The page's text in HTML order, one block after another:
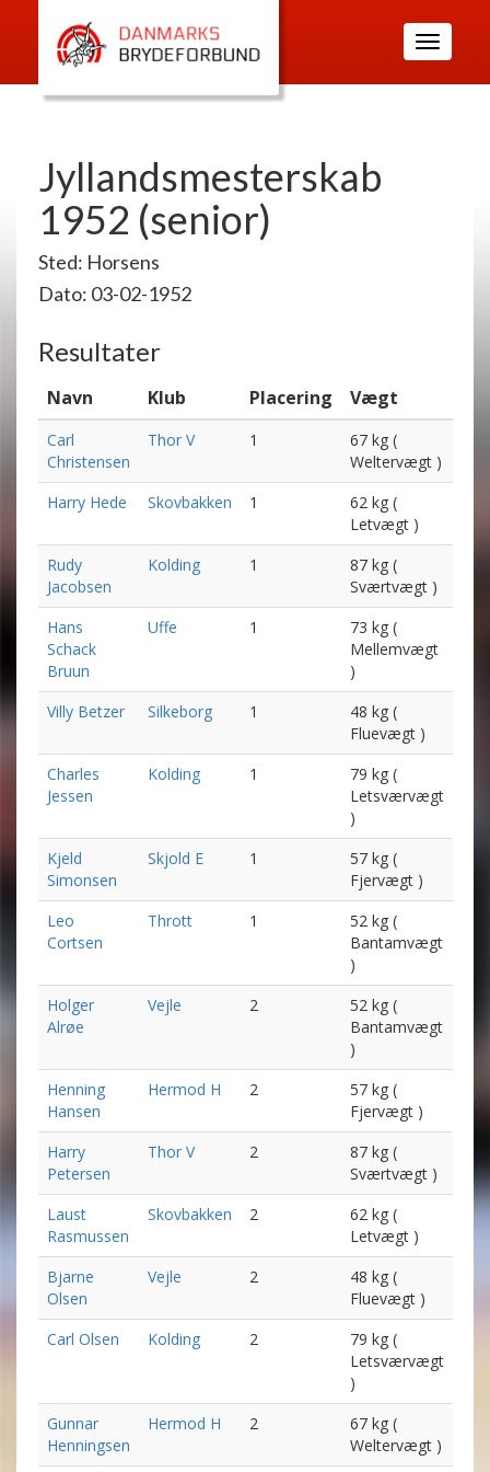
Toggle
navigation
Jyllandsmesterskab
1952 (senior)
Sted: Horsens
Dato: 03-02-1952
Resultater
Navn Klub Placering Vægt
Carl
Christensen
Thor V 1
67 kg (
Weltervægt )
Harry Hede
Skovbakken 1
62 kg (
Letvægt )
Rudy
Jacobsen
Kolding 1
87 kg (
Sværtvægt )
Hans
Schack
Bruun
Uffe 1
73 kg (
Mellemvægt
)
Villy Betzer
Silkeborg 1
48 kg (
Fluevægt )
Charles
Jessen
Kolding 1
79 kg (
Letsværvægt
)
Kjeld
Simonsen
Skjold E 1
57 kg (
Fjervægt )
Leo
Cortsen
Thrott 1
52 kg (
Bantamvægt
)
Holger
Alrøe
Vejle 2
52 kg (
Bantamvægt
)
Henning
Hansen
Hermod H 2
57 kg (
Fjervægt )
Harry
Petersen
Thor V 2
87 kg (
Sværtvægt )
Laust
Rasmussen
Skovbakken 2
62 kg (
Letvægt )
Bjarne
Olsen
Vejle 2
48 kg (
Fluevægt )
Carl Olsen
Kolding 2
79 kg (
Letsværvægt
)
Gunnar
Henningsen
Hermod H 2
67 kg (
Weltervægt )